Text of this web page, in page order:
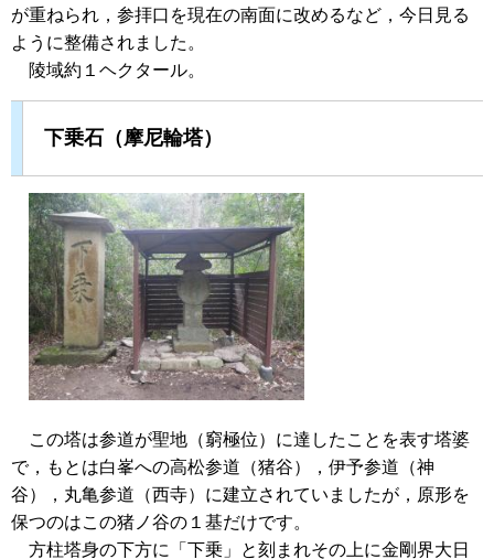
が重ねられ，参拝口を現在の南面に改めるなど，今日見る
ように整備されました。
陵域約１ヘクタール。
下乗石（摩尼輪塔）
この塔は参道が聖地（窮極位）に達したことを表す塔婆
で，もとは白峯への高松参道（猪谷），伊予参道（神
谷），丸亀参道（西寺）に建立されていましたが，原形を
保つのはこの猪ノ谷の１基だけです。
方柱塔身の下方に「下乗」と刻まれその上に金剛界大日